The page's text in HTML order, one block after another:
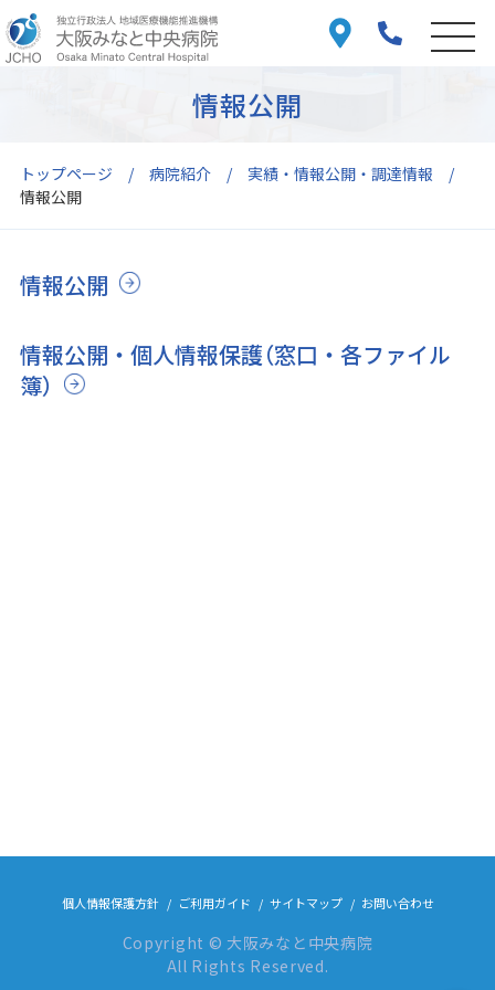
トップページ 病院紹介
実績・情報公開・調達情報
情報公開
情報公開
情報公開
情報公開・個人情報保護（窓口・各ファイル
簿）
個人情報保護方針 ご利用ガイド サイトマップ お問い合わせ
Copyright © 大阪みなと中央病院
All Rights Reserved.